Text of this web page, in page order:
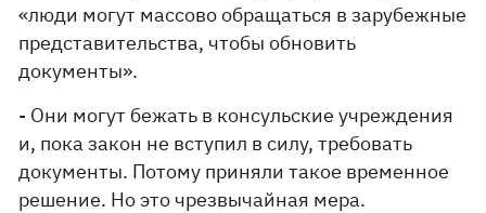
«люди могут массово обращаться в зарубежные
представительства, чтобы обновить
документы».
- Они могут бежать в консульские учреждения
и, пока закон не вступил в силу, требовать
документы. Потому приняли такое временное
решение. Но это чрезвычайная мера.